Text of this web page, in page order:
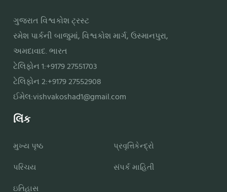
ગુજરાત વિશ્વકોશ ટ્રસ્ટ
રમેશ પાર્કની બાજુમાં, વિશ્વકોશ માર્ગ, ઉસ્માનપુરા,
અમદાવાદ. ભારત
ટેલિફોન 1:+9179 27551703
ટેલિફોન 2:+9179 27552908
ઈમેલ:vishvakoshad1@gmail.com
લિંક
મુખ્ય પૃષ્ઠ
પરિચય
ઇતિહાસ
પ્રવૃત્તિકેન્દ્રો
સંપર્ક માહિતી